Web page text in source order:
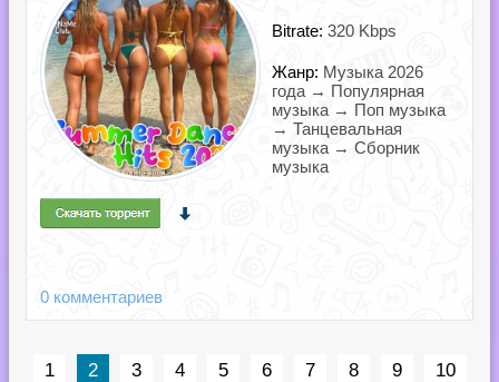
Bitrate: 320 Kbps
Жанр: Музыка 2026
года → Популярная
музыка → Поп музыка
→ Танцевальная
музыка → Сборник
музыка
0 комментариев
1 2 3 4 5 6 7 8 9 10